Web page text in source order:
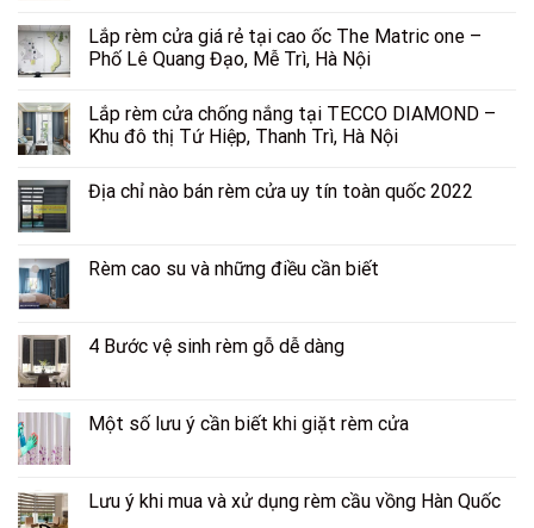
Lắp rèm cửa giá rẻ tại cao ốc The Matric one –
Phố Lê Quang Đạo, Mễ Trì, Hà Nội
Lắp rèm cửa chống nắng tại TECCO DIAMOND –
Khu đô thị Tứ Hiệp, Thanh Trì, Hà Nội
Địa chỉ nào bán rèm cửa uy tín toàn quốc 2022
Rèm cao su và những điều cần biết
4 Bước vệ sinh rèm gỗ dễ dàng
Một số lưu ý cần biết khi giặt rèm cửa
Lưu ý khi mua và xử dụng rèm cầu vồng Hàn Quốc